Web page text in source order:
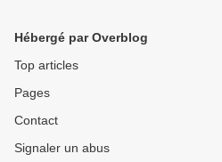
Hébergé par Overblog
Top articles
Pages
Contact
Signaler un abus